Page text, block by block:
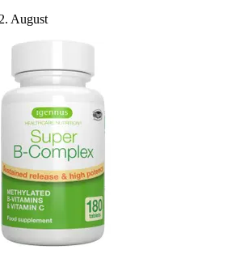
August